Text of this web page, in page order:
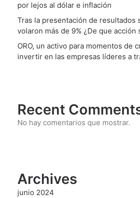
por lejos al dólar e inflación
Tras la presentación de resultados
volaron más de 9% ¿De que acción
ORO, un activo para momentos de
invertir en las empresas líderes a
Recent
No hay comentarios que mostrar.
Archives
junio 2024